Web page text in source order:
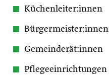
Küchenleiter:innen
Bürgermeister:innen
Gemeinderät:innen
Pflegeeinrichtungen